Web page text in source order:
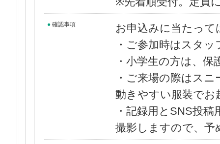
● 確認事項
お申込みに当たって
・ご参加時はスタ
・小学生の方は、
・ご来場の際はス
動きやすい服装でお
・記録用とSNS投
撮影しますので、予